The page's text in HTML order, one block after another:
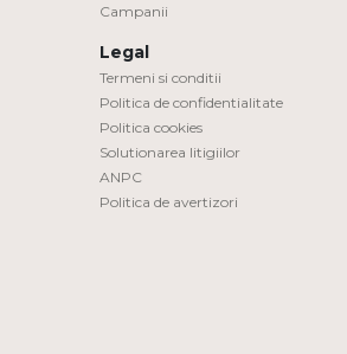
Campanii
Legal
Termeni si conditii
Politica de confidentialitate
Politica cookies
Solutionarea litigiilor
ANPC
Politica de avertizori